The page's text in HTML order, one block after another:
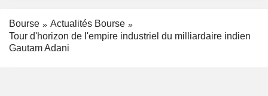
Bourse
Actualités Bourse
Tour d'horizon de l'empire industriel du milliardaire indien
Gautam Adani